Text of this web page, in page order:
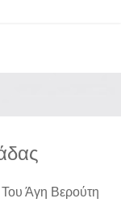
Του Άγη Βερούτη